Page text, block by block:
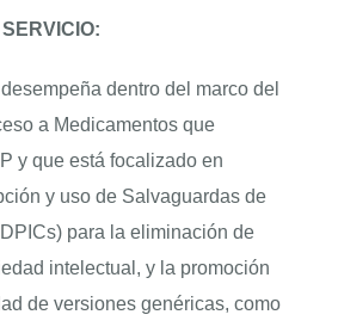
dentro del marco del
a Medicamentos que
y que está focalizado en
y uso de Salvaguardas de
para la eliminación de
intelectual, y la promoción
de versiones genéricas, como